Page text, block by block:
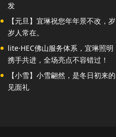
发
【元旦】宜琳祝您年年景不改，岁
岁人常在。
lite·HEC佛山服务体系，宜琳照明
携手共进，全场亮点不容错过！
【小雪】小雪翩然，是冬日初来的
见面礼